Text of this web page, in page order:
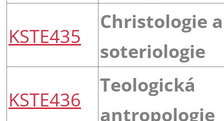
KSTE435
Christologie a
soteriologie
KSTE436
Teologická
antropologie